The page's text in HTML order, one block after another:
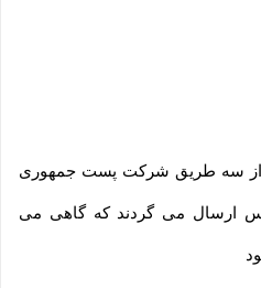
از سه طریق شرکت پست جمهوری
ارسال می گردند که گاهی می